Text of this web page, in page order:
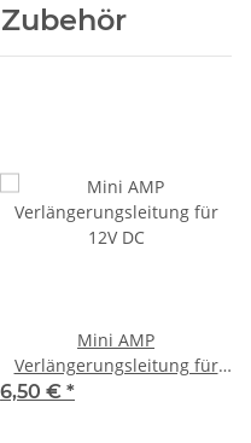
Mini AMP
Verlängerungsleitung für
6,50 € *